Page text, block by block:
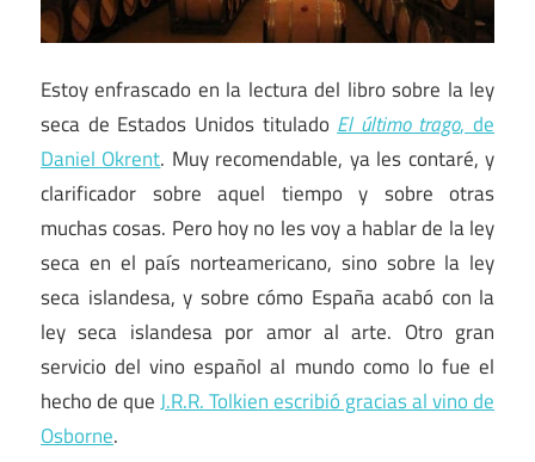
Estoy enfrascado en la lectura del libro sobre la ley
seca de Estados Unidos titulado El último trago, de
Daniel Okrent. Muy recomendable, ya les contaré, y
clarificador sobre aquel tiempo y sobre otras
muchas cosas. Pero hoy no les voy a hablar de la ley
seca en el país norteamericano, sino sobre la ley
seca islandesa, y sobre cómo España acabó con la
ley seca islandesa por amor al arte. Otro gran
servicio del vino español al mundo como lo fue el
hecho de queJ.R.R. Tolkien escribió gracias al vino de
Osborne.